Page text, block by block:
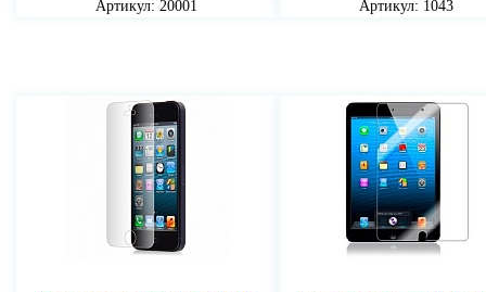
Артикул: 20001
Артикул: 1043